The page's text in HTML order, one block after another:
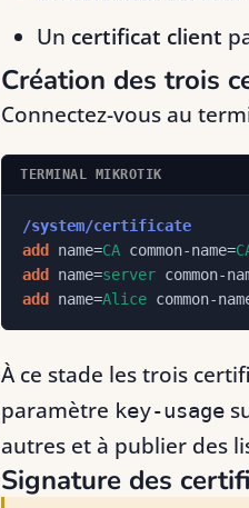
Un certificat client
Création des trois
Connectez-vous au
TERMINAL MIKROTIK
/system/certificate
add
name=CA common-name=
add
name=server common-
add
name=Alice common-
À ce stade les trois
paramètre key-usage
autres et à publier des
Signature des